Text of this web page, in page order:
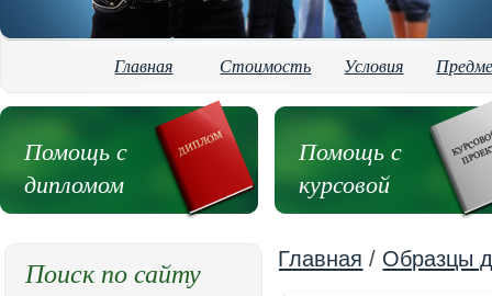
Главная Стоимость Условия
Помощь с
дипломом
Помощь с
курсовой
Главная / Образцы
Поиск по сайту